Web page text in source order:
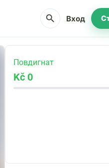
search Вход
Повдигнат
Kč 0